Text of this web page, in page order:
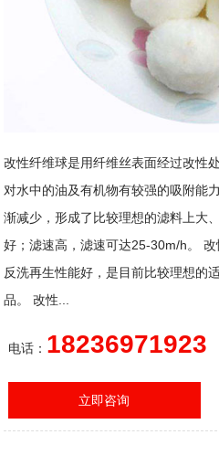
改性纤维球是用纤维丝表面经过改性
对水中的油及有机物有较强的吸附能
渐减少，形成了比较理想的滤料上大
好；滤速高，滤速可达25-30m/h。
反洗再生性能好，是目前比较理想的
品。 改性...
电话： 18236971923
立即咨询